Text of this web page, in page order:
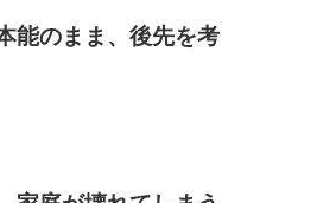
能のまま、後先を考